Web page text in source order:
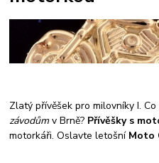
Zlatý přívěšek pro milovníky I.
závodůmv Brně? Přívěšky s
motorkáři. Oslavte letošní Moto